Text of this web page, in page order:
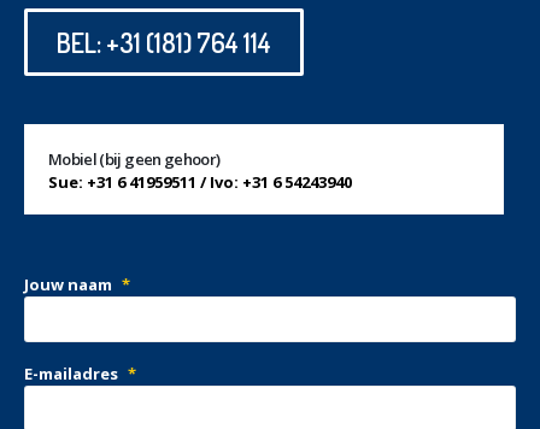
BEL: +31 (181) 764 114
Mobiel (bij geen gehoor)
Sue: +31 6 41959511 / Ivo: +31 6 54243940
Jouw naam *
E-mailadres *